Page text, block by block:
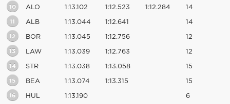
10 ALO 1:13.102 1:12.523 1:12.284 14
11 ALB 1:13.044 1:12.641 14
12 BOR 1:13.045 1:12.756 12
13 LAW 1:13.039 1:12.763 12
14 STR 1:13.038 1:13.058 15
15 BEA 1:13.074 1:13.315 15
16 HUL 1:13.190 6